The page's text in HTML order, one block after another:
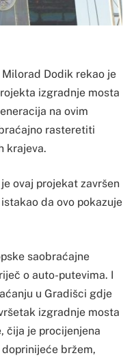
Dodik rekao je
izgradnje mosta
na ovim
rasteretiti
krajeva.
ovaj projekat završen
da ovo pokazuje
saobraćajne
o auto-putevima. I
u Gradišci gdje
izgradnje mosta
čija je procijenjena
bržem,